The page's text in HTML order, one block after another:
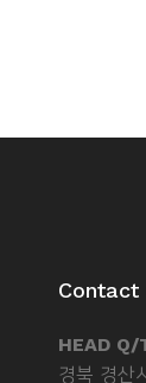
Contact
HEAD Q/
경북 경산